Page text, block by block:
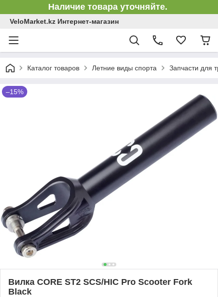
Наличие товара уточняйте.
VeloMarket.kz Интернет-магазин
Каталог товаров Летние виды спорта Запчасти для
–15%
Вилка CORE ST2 SCS/HIC Pro Scooter Fork
Black